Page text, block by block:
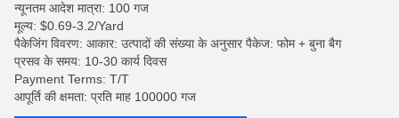
न्यूनतम आदेश मात्रा: 100 गज
मूल्य: $0.69-3.2/Yard
पैकेजिंग विवरण: आकार: उत्पादों की संख्या के अनुसार पैकेज: फोम + बुना बैग
प्रसव के समय: 10-30 कार्य दिवस
Payment Terms: T/T
आपूर्ति की क्षमता: प्रति माह 100000 गज